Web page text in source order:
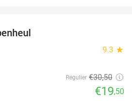
9.3 star
Regulier €30,50
€19,50